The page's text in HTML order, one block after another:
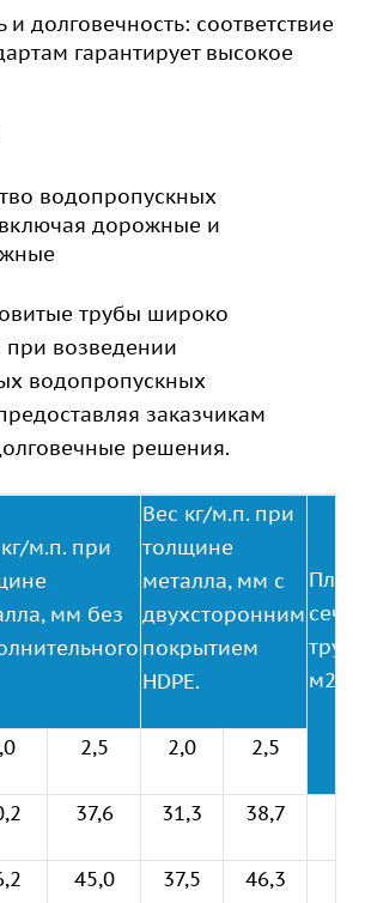
и долговечность: соответствие
гарантирует высокое
водопропускных
дорожные и
трубы широко
при возведении
водопропускных
заказчикам
решения.
м.п. при
мм без
Вес кг/м.п. при
толщине
металла, мм с
двухсторонним
покрытием
HDPE.
м2
2,5 2,0 2,5
37,6 31,3 38,7
45,0 37,5 46,3